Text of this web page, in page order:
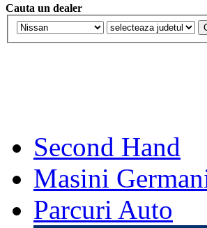
Cauta un dealer
Second Hand
Masini
Parcuri Auto